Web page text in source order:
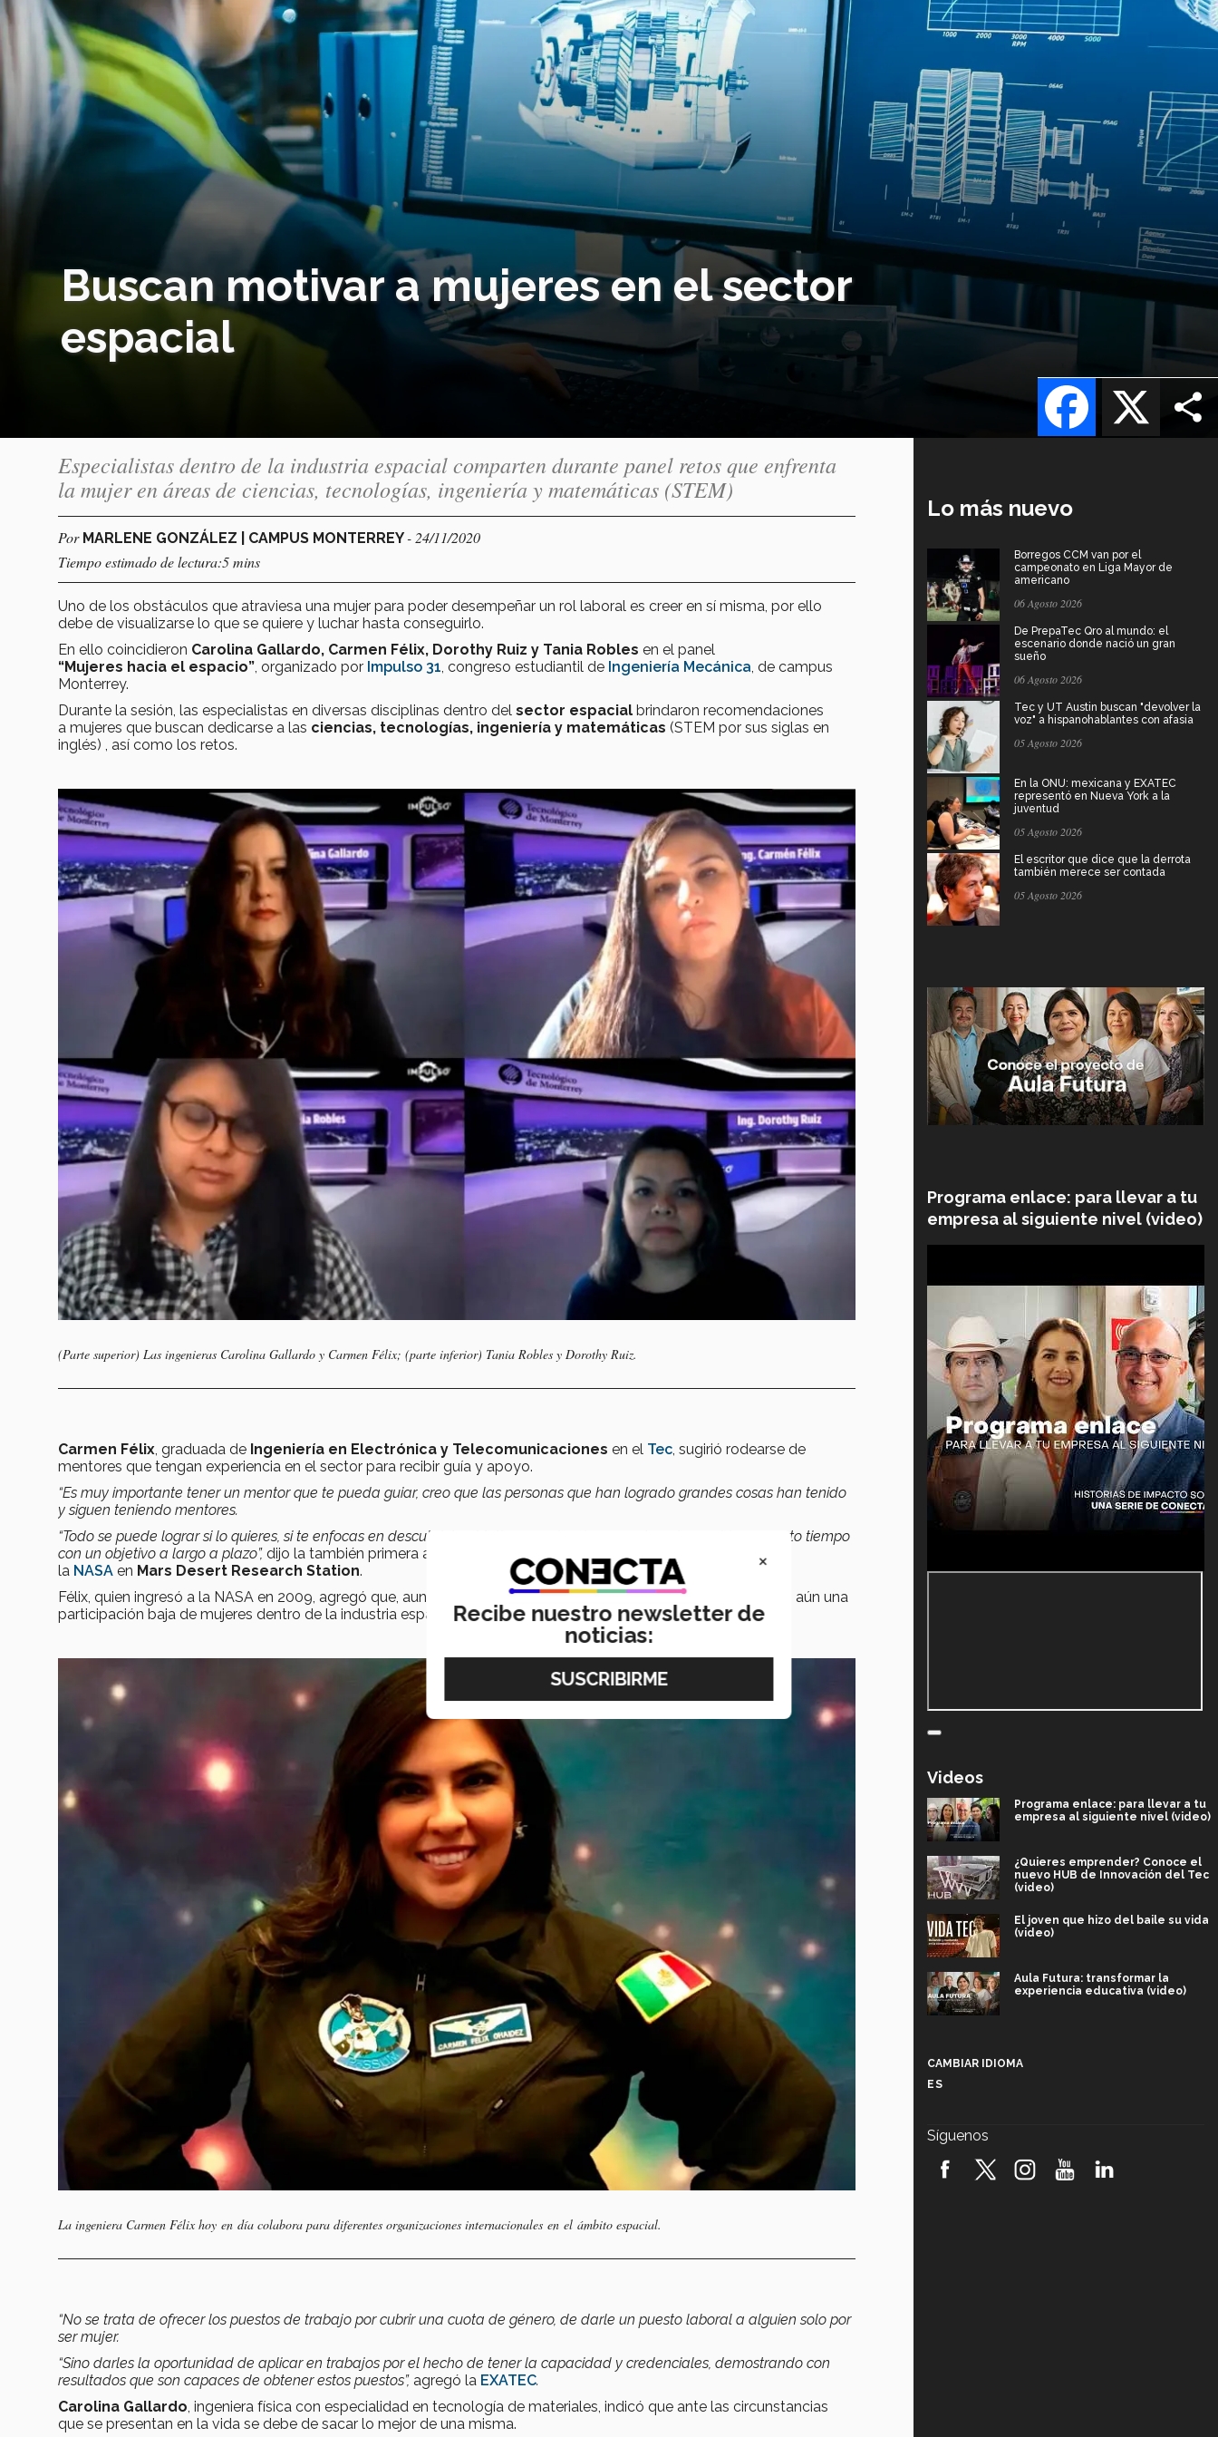
Buscan motivar a mujeres en el sector
espacial
X
Facebook
Especialistas dentro de la industria espacial comparten durante panel retos que enfrenta
la mujer en áreas de ciencias, tecnologías, ingeniería y matemáticas (STEM)
Por MARLENE GONZÁLEZ | CAMPUS MONTERREY- 24/11/2020
Tiempo estimado de lectura:5 mins
Uno de los obstáculos que atraviesa una mujer para poder desempeñar un rol laboral es creer en sí misma, por ello
debe de visualizarse lo que se quiere y luchar hasta conseguirlo.
En ello coincidieron Carolina Gallardo, Carmen Félix, Dorothy Ruiz y Tania Robles en el panel
“Mujeres hacia el espacio” , organizado por Impulso 31 , congreso estudiantil de Ingeniería Mecánica , de campus
Monterrey.
Durante la sesión, las especialistas en diversas disciplinas dentro del sector espacial brindaron recomendaciones
a mujeres que buscan dedicarse a las ciencias, tecnologías, ingeniería y matemáticas (STEM por sus siglas en
inglés) , así como los retos.
(Parte superior) Las ingenieras Carolina Gallardo y Carmen Félix; (parte inferior) Tania Robles y Dorothy Ruiz.
Carmen Félix, graduada de Ingeniería en Electrónica y Telecomunicaciones en el Tec, sugirió rodearse de
mentores que tengan experiencia en el sector para recibir guía y apoyo.
“Es muy importante tener un mentor que te pueda guiar, creo que las personas que han logrado grandes cosas han tenido
y siguen teniendo mentores.
“Todo se puede lograr si lo quieres, si te enfocas en descubrir tu objetivo y quebrarlo por metas alcanzables en corto tiempo
con un objetivo a largo a plazo”, dijo la también primera astronauta análoga mexicana en una simulación de
la NASA en Mars Desert Research Station.
Félix, quien ingresó a la NASA en 2009, agregó que, aunque existe un avance en México, se siguen observando aún una
participación baja de mujeres dentro de la industria espacial.
La ingeniera Carmen Félix hoy en día colabora para diferentes organizaciones internacionales en el ámbito espacial.
“No se trata de ofrecer los puestos de trabajo por cubrir una cuota de género, de darle un puesto laboral a alguien solo por
ser mujer.
“Sino darles la oportunidad de aplicar en trabajos por el hecho de tener la capacidad y credenciales, demostrando con
resultados que son capaces de obtener estos puestos”, agregó la EXATEC.
Carolina Gallardo, ingeniera física con especialidad en tecnología de materiales, indicó que ante las circunstancias
que se presentan en la vida se debe de sacar lo mejor de una misma.
Lo más nuevo
Borregos CCM van por el
campeonato en Liga Mayor de
americano
06 Agosto 2026
De PrepaTec Qro al mundo: el
escenario donde nació un gran
sueño
06 Agosto 2026
Tec y UT Austin buscan "devolver la
voz" a hispanohablantes con afasia
05 Agosto 2026
En la ONU: mexicana y EXATEC
representó en Nueva York a la
juventud
05 Agosto 2026
El escritor que dice que la derrota
también merece ser contada
05 Agosto 2026
Programa enlace: para llevar a tu
empresa al siguiente nivel (video)
Videos
Programa enlace: para llevar a tu
empresa al siguiente nivel (video)
¿Quieres emprender? Conoce el
nuevo HUB de Innovación del Tec
(video)
El joven que hizo del baile su vida
(video)
Aula Futura: transformar la
experiencia educativa (video)
robótica FIRST 2026! (video)
CAMBIAR IDIOMA
ES
Síguenos
×
Recibe nuestro newsletter de
noticias: